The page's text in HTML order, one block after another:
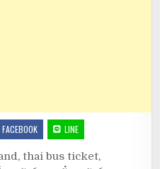
FACEBOOK LINE
,thai bus ticket,